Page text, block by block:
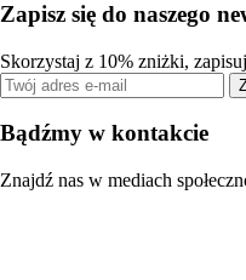
Zapisz się do naszego
Skorzystaj z 10% zniżki,
Bądźmy w kontakcie
Znajdź nas w mediach